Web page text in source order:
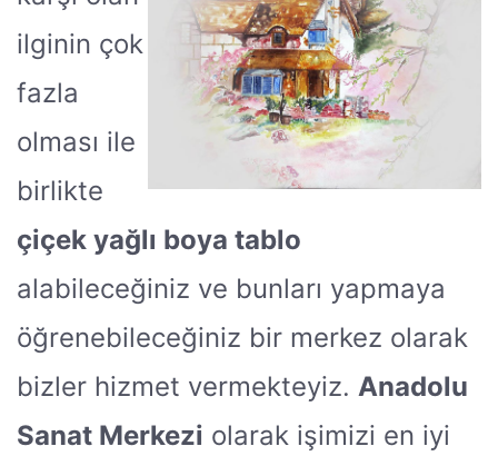
ilginin çok
fazla
olması ile
birlikte
çiçek yağlı boya tablo
alabileceğiniz ve bunları yapmaya
öğrenebileceğiniz bir merkez olarak
bizler hizmet vermekteyiz. Anadolu
Sanat Merkezi olarak işimizi en iyi